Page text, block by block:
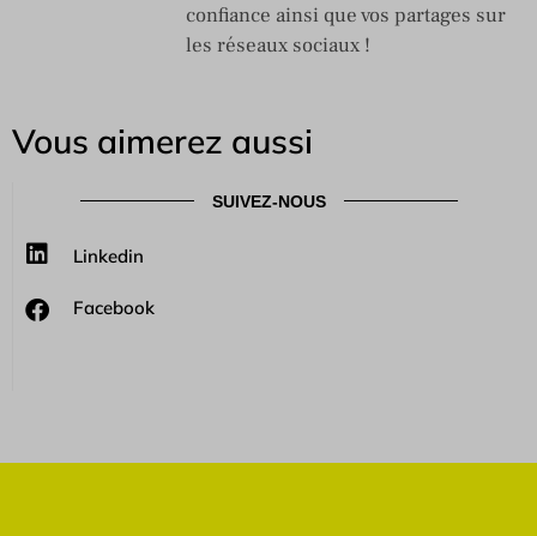
confiance ainsi que vos partages sur
les réseaux sociaux !
Vous aimerez aussi
SUIVEZ-NOUS
Linkedin
Facebook